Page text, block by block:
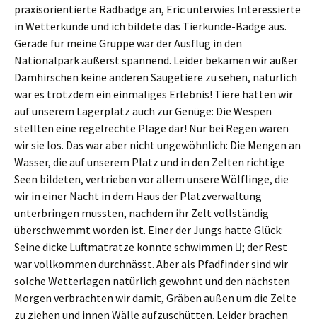
praxisorientierte Radbadge an, Eric unterwies Interessierte
in Wetterkunde und ich bildete das Tierkunde-Badge aus.
Gerade für meine Gruppe war der Ausflug in den
Nationalpark äußerst spannend. Leider bekamen wir außer
Damhirschen keine anderen Säugetiere zu sehen, natürlich
war es trotzdem ein einmaliges Erlebnis! Tiere hatten wir
auf unserem Lagerplatz auch zur Genüge: Die Wespen
stellten eine regelrechte Plage dar! Nur bei Regen waren
wir sie los. Das war aber nicht ungewöhnlich: Die Mengen an
Wasser, die auf unserem Platz und in den Zelten richtige
Seen bildeten, vertrieben vor allem unsere Wölflinge, die
wir in einer Nacht in dem Haus der Platzverwaltung
unterbringen mussten, nachdem ihr Zelt vollständig
überschwemmt worden ist. Einer der Jungs hatte Glück:
Seine dicke Luftmatratze konnte schwimmen ; der Rest
war vollkommen durchnässt. Aber als Pfadfinder sind wir
solche Wetterlagen natürlich gewohnt und den nächsten
Morgen verbrachten wir damit, Gräben außen um die Zelte
zu ziehen und innen Wälle aufzuschütten. Leider brachen